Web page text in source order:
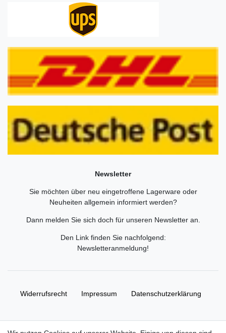
Newsletter
Sie möchten über neu eingetroffene Lagerware oder
Neuheiten allgemein informiert werden?
Dann melden Sie sich doch für unseren Newsletter an.
Den Link finden Sie nachfolgend:
Newsletteranmeldung!
Widerrufs­recht Impressum Daten­schutz­erklärung